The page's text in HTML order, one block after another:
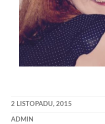
2 LISTOPADU, 2015
ADMIN